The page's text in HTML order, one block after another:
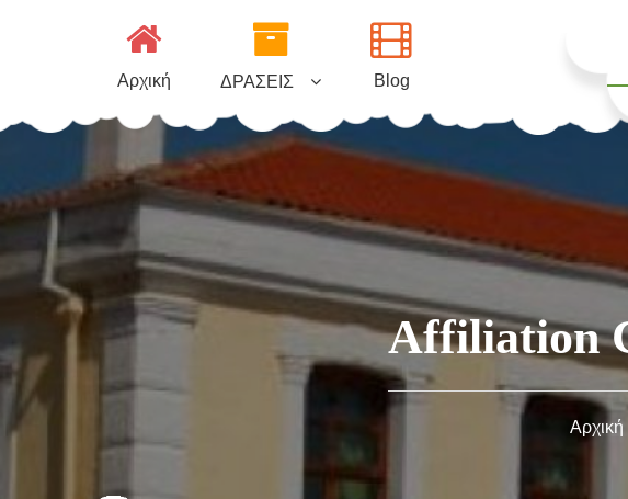
Αρχική
ΔΡΑΣΕΙΣ Blog
Affiliation
Αρχική